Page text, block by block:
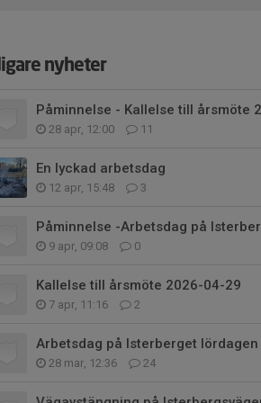
nyheter
Påminnelse - Kallelse till årsmöte
28 apr, 12:00 11
En lyckad arbetsdag
12 apr, 15:48 3
Påminnelse -Arbetsdag på
9 apr, 09:08 0
Kallelse till årsmöte 2026-04-29
7 apr, 11:16 2
Arbetsdag på Isterberget
28 mar, 12:36 24